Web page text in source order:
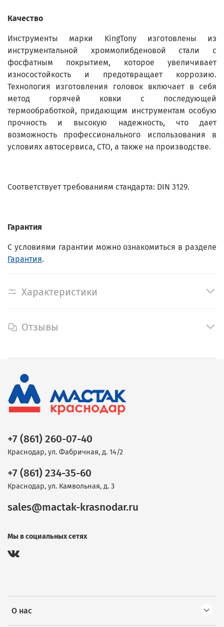
Качество
Инструменты марки KingTony изготовлены из
инструментальной хроммолибденовой стали с
фосфатным покрытием, которое увеличивает
износостойкость и предотвращает коррозию.
Технология изготовления головок включает в себя
метод горячей ковки с последующей
термообработкой, придающим инструментам особую
прочность и высокую надежность, что дает
возможность профессионального использования в
условиях автосервиса, СТО, а также на производстве.
Соответствует требованиям стандарта: DIN 3129.
Гарантия
С условиями гарантии можно ознакомиться в разделе
Гарантия.
Характеристики
Отзывы
О нас
+7 (861) 260-07-40
Краснодар, ул. Фабричная, д. 14/2
+7 (861) 234-35-60
Краснодар, ул. Камвольная, д. 3
sales@mactak-krasnodar.ru
Мы в социальных сетях